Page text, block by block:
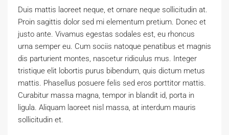
Duis mattis laoreet neque, et ornare neque sollicitudin at.
Proin sagittis dolor sed mi elementum pretium. Donec et
justo ante. Vivamus egestas sodales est, eu rhoncus
urna semper eu. Cum sociis natoque penatibus et magnis
dis parturient montes, nascetur ridiculus mus. Integer
tristique elit lobortis purus bibendum, quis dictum metus
mattis. Phasellus posuere felis sed eros porttitor mattis.
Curabitur massa magna, tempor in blandit id, porta in
ligula. Aliquam laoreet nisl massa, at interdum mauris
sollicitudin et.